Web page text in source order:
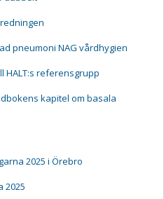
pneumoni NAG vårdhygien
HALT:s referensgrupp
kapitel om basala
2025 i Örebro
2025